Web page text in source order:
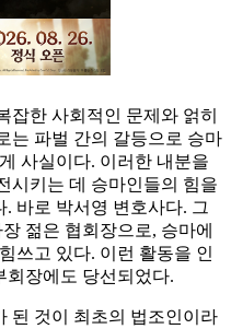
잡한 사회적인 문제와 얽히
는 파벌 간의 갈등으로 승마
사실이다. 이러한 내분을
시키는 데 승마인들의 힘을
바로 박서영 변호사다. 그
젊은 협회장으로, 승마에
쓰고 있다. 이런 활동을 인
회장에도 당선되었다.
된 것이 최초의 법조인이라